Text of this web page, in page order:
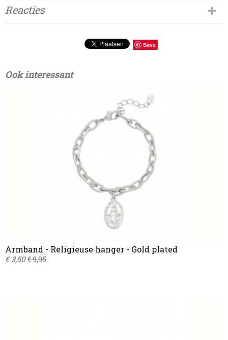
Reacties
Save
Ook interessant
Armband - Religieuse hanger - Gold plated
€ 3,50 € 9,95